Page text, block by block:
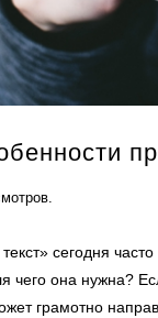
сегодня
чего она нужна?
грамотно